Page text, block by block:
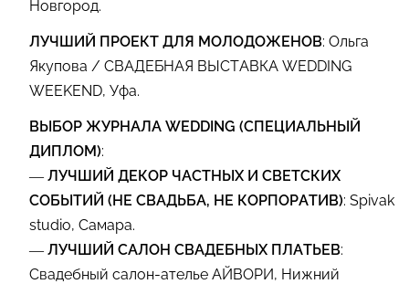
Новгород.
ЛУЧШИЙ ПРОЕКТ ДЛЯ МОЛОДОЖЕНОВ: Ольга
Якупова / СВАДЕБНАЯ ВЫСТАВКА WEDDING
WEEKEND, Уфа.
ВЫБОР ЖУРНАЛА WEDDING (СПЕЦИАЛЬНЫЙ
ДИПЛОМ):
— ЛУЧШИЙ ДЕКОР ЧАСТНЫХ И СВЕТСКИХ
СОБЫТИЙ (НЕ СВАДЬБА, НЕ КОРПОРАТИВ): Spivak
studio, Самара.
— ЛУЧШИЙ САЛОН СВАДЕБНЫХ ПЛАТЬЕВ:
Свадебный салон-ателье АЙВОРИ, Нижний